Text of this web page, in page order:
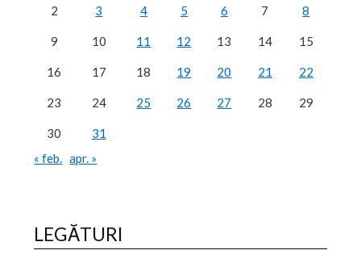
2 3 4 5 6 7 8
9 10 11 12 13 14 15
16 17 18 19 20 21 22
23 24 25 26 27 28 29
30
31
« feb. apr. »
LEGĂTURI